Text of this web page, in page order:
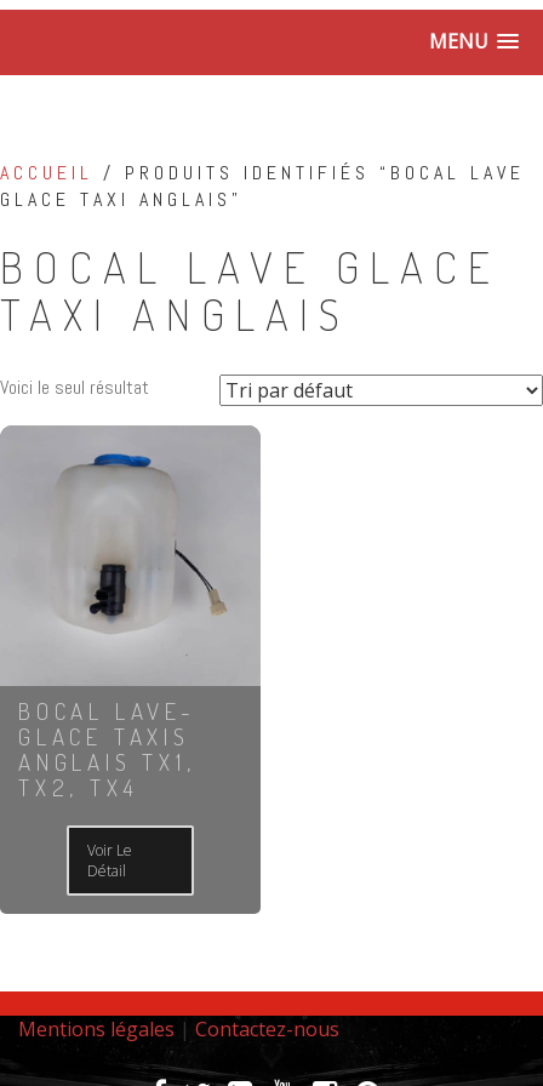
MENU
ACCUEIL / PRODUITS IDENTIFIÉS “BOCAL LAVE
GLACE TAXI ANGLAIS”
BOCAL LAVE GLACE
TAXI ANGLAIS
Voici le seul résultat
BOCAL LAVE-
GLACE TAXIS
ANGLAIS TX1,
TX2, TX4
Voir Le
Détail
Mentions légales | Contactez-nous